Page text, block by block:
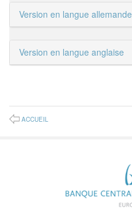
Version en langue allemande
Version en langue anglaise
ACCUEIL